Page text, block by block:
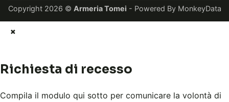
Copyright 2026 © Armeria Tomei - Powered By MonkeyData
×
Richiesta di recesso
Compila il modulo qui sotto per comunicare la volontà di